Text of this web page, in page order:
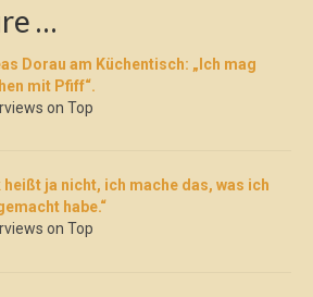
…
Dorau am Küchentisch: „Ich mag
mit Pfiff“.
on Top
heißt ja nicht, ich mache das, was ich
habe.“
on Top